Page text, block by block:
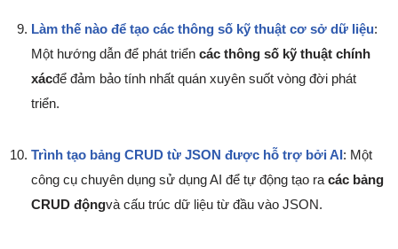
Làm thế nào để tạo các thông số kỹ thuật cơ sở dữ liệu:
Một hướng dẫn để phát triển các thông số kỹ thuật chính
xácđể đảm bảo tính nhất quán xuyên suốt vòng đời phát
triển.
Trình tạo bảng CRUD từ JSON được hỗ trợ bởi AI: Một
công cụ chuyên dụng sử dụng AI để tự động tạo ra các bảng
CRUD độngvà cấu trúc dữ liệu từ đầu vào JSON.